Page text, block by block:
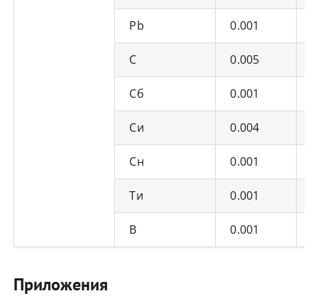
Pb 0.001
С 0.005
Сб 0.001
Си 0.004
Сн 0.001
Ти 0.001
В 0.001
Приложения